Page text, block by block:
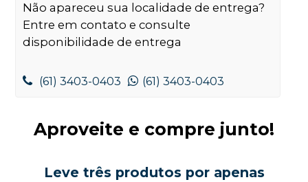
Não apareceu sua localidade de entrega?
Entre em contato e consulte
disponibilidade de entrega
(61) 3403-0403 (61) 3403-0403
Aproveite e compre junto!
Leve três produtos por apenas